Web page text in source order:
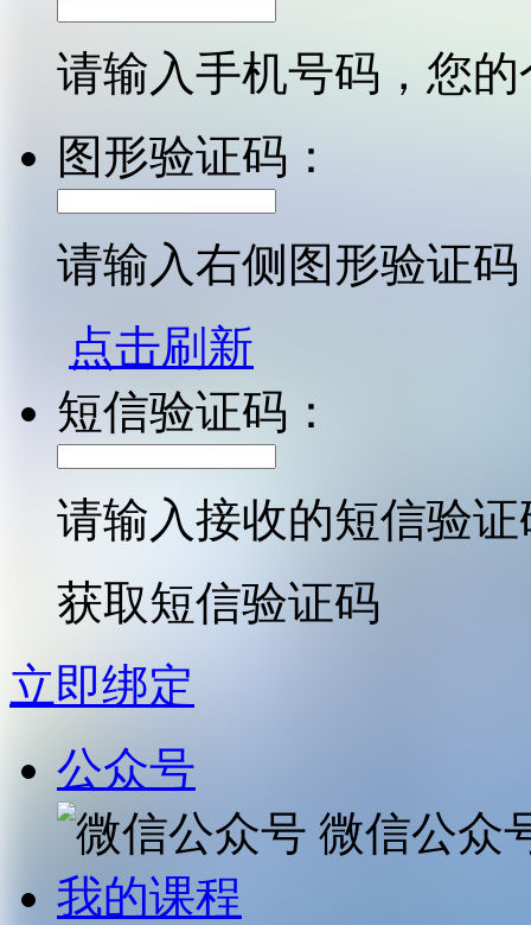
请输入手机号码，您
图形验证码：
请输入右侧图形验证码
点击刷新
短信验证码：
请输入接收的短信验证
获取短信验证码
立即绑定
公众号
微信公众
我的课程